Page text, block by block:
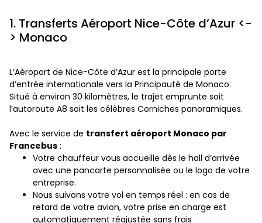
1. Transferts Aéroport Nice-Côte d’Azur <-
> Monaco
L’Aéroport de Nice-Côte d’Azur est la principale porte
d’entrée internationale vers la Principauté de Monaco.
Situé à environ 30 kilomètres, le trajet emprunte soit
l’autoroute A8 soit les célèbres Corniches panoramiques.
Avec le service de transfert aéroport Monaco par
Francebus :
Votre chauffeur vous accueille dès le hall d’arrivée
avec une pancarte personnalisée ou le logo de votre
entreprise.
Nous suivons votre vol en temps réel : en cas de
retard de votre avion, votre prise en charge est
automatiquement réajustée sans frais